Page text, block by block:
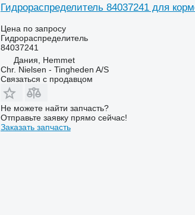
Гидрораспределитель 84037241 для
Цена по запросу
Гидрораспределитель
84037241
Дания, Hemmet
Chr. Nielsen - Tingheden A/S
Связаться с продавцом
Не можете найти запчасть?
Отправьте заявку прямо сейчас!
Заказать запчасть